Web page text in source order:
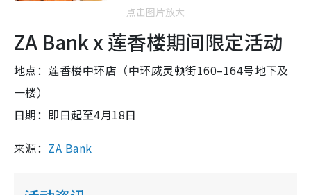
点击图片放大
ZA Bank x 莲香楼期间限定活动
地点：莲香楼中环店（中环威灵顿街160–164号地下及
一楼）
日期：即日起至4月18日
来源： ZA Bank